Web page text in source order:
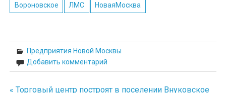
Вороновское ЛМС НоваяМосква
Предприятия Новой Москвы
Добавить комментарий
« Торговый центр построят в поселении Внуковское